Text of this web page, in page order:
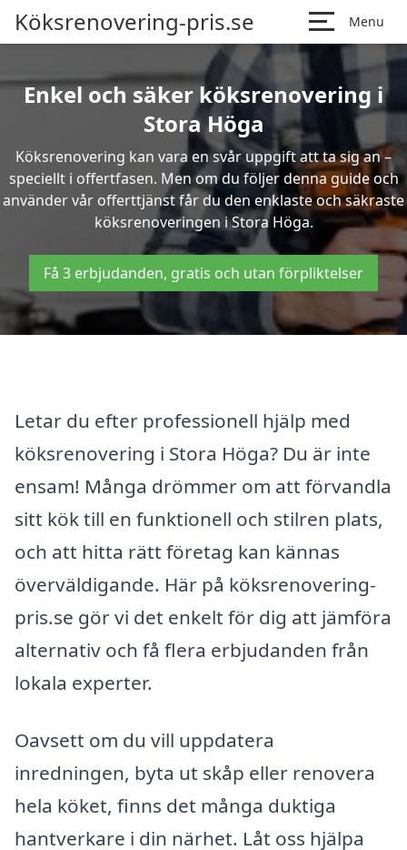
Köksrenovering-pris.se Menu
Enkel och säker köksrenovering i
Stora Höga
Köksrenovering kan vara en svår uppgift att ta sig an –
speciellt i offertfasen. Men om du följer denna guide och
använder vår offerttjänst får du den enklaste och säkraste
köksrenoveringen i Stora Höga.
Få 3 erbjudanden, gratis och utan förpliktelser
Letar du efter professionell hjälp med
köksrenovering i Stora Höga? Du är inte
ensam! Många drömmer om att förvandla
sitt kök till en funktionell och stilren plats,
och att hitta rätt företag kan kännas
överväldigande. Här på köksrenovering-
pris.se gör vi det enkelt för dig att jämföra
alternativ och få flera erbjudanden från
lokala experter.
Oavsett om du vill uppdatera
inredningen, byta ut skåp eller renovera
hela köket, finns det många duktiga
hantverkare i din närhet. Låt oss hjälpa